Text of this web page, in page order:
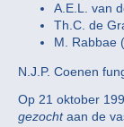
A.E.L. van
Th.C. de
M. Rabbae
N.J.P. Coenen
Op 21 oktober
gezochtaan de